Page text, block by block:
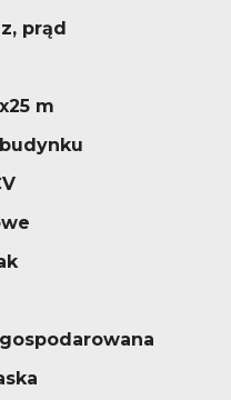
prąd
m